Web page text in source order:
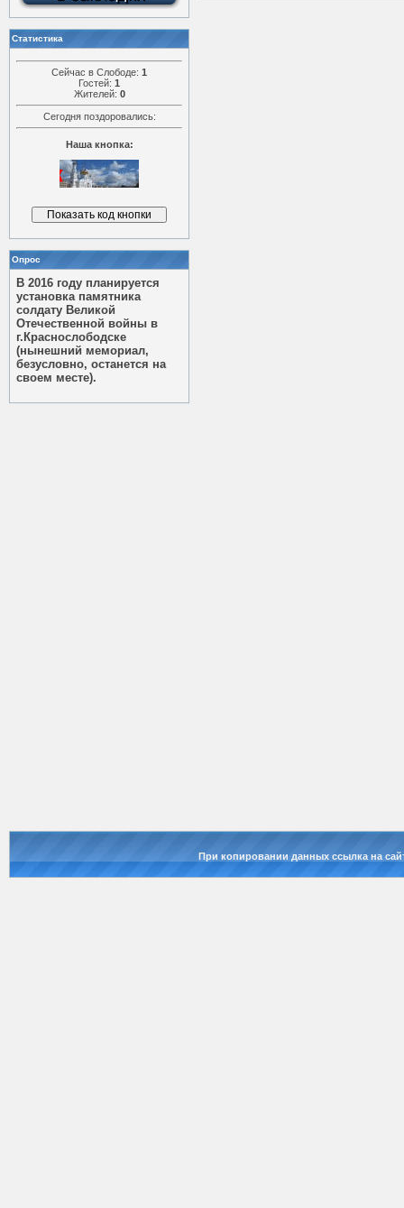
Статистика
Сейчас в Слободе: 1
Гостей: 1
Жителей: 0
Сегодня поздоровались:
Наша кнопка:
Опрос
В 2016 году планируется
установка памятника
солдату Великой
Отечественной войны в
г.Краснослободске
(нынешний мемориал,
безусловно, останется на
своем месте).
При копировании данных ссылка на